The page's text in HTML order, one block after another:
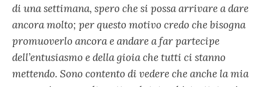
di una settimana, spero che si possa arrivare a dare
ancora molto; per questo motivo credo che bisogna
promuoverlo ancora e andare a far partecipe
dell’entusiasmo e della gioia che tutti ci stanno
mettendo. Sono contento di vedere che anche la mia